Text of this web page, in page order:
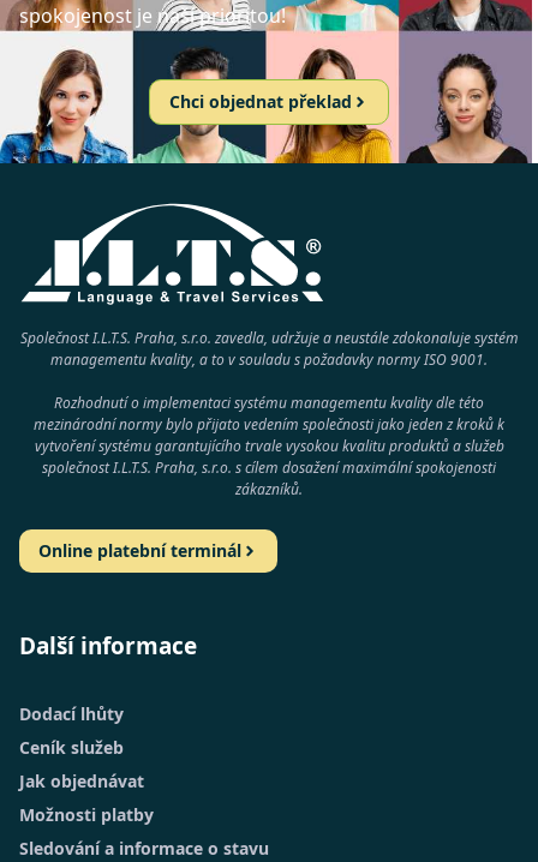
spokojenost je naší prioritou!
Chci objednat překlad
Společnost I.L.T.S. Praha, s.r.o. zavedla, udržuje a neustále zdokonaluje systém
managementu kvality, a to v souladu s požadavky normyISO 9001.
Rozhodnutí o implementaci systému managementu kvality dle této
mezinárodní normy bylo přijato vedením společnosti jako jeden z kroků k
vytvoření systému garantujícího trvale vysokou kvalitu produktů a služeb
společnostI.L.T.S. Praha, s.r.o. s cílem dosažení maximální spokojenosti
zákazníků.
Online platební terminál
Další informace
Dodací lhůty
Ceník služeb
Jak objednávat
Možnosti platby
Sledování a informace o stavu